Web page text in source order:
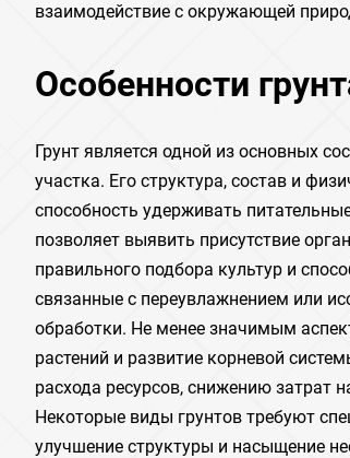
взаимодействие с окружающей
Особенности
Грунт является одной из основных
участка. Его структура, состав и
способность удерживать
позволяет выявить присутствие
правильного подбора культур и
связанные с переувлажнением или
обработки. Не менее значимым
растений и развитие корневой
расхода ресурсов, снижению затрат
Некоторые виды грунтов требуют
улучшение структуры и насыщение